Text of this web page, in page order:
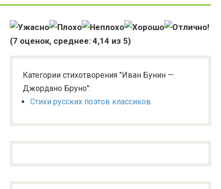
(7 оценок, среднее: 4,14 из 5)
Категории стихотворения "Иван Бунин —
Джордано Бруно":
Стихи русских поэтов классиков